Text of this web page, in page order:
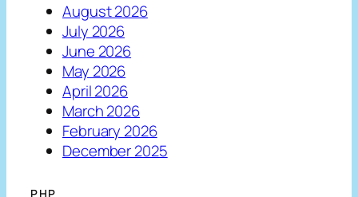
August 2026
July 2026
June 2026
May 2026
April 2026
March 2026
February 2026
December 2025
PHP